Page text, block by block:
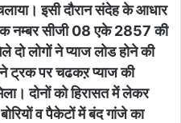
इसी दौरान संदेह के आधार
नम्बर सीजी 08 एके 2857 की
लोगों ने प्याज लोड होने की
ट्रक पर चढकऱ प्याज की
दोनों को हिरासत में लेकर
व पैकेटों में बंद गांजे का